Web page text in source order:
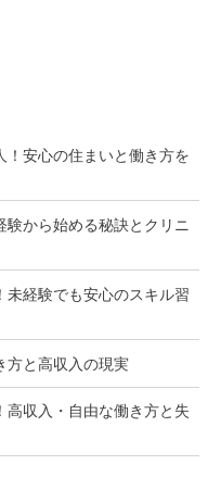
！安心の住まいと働き方を
から始める秘訣とクリニ
未経験でも安心のスキル習
方と高収入の現実
高収入・自由な働き方と失